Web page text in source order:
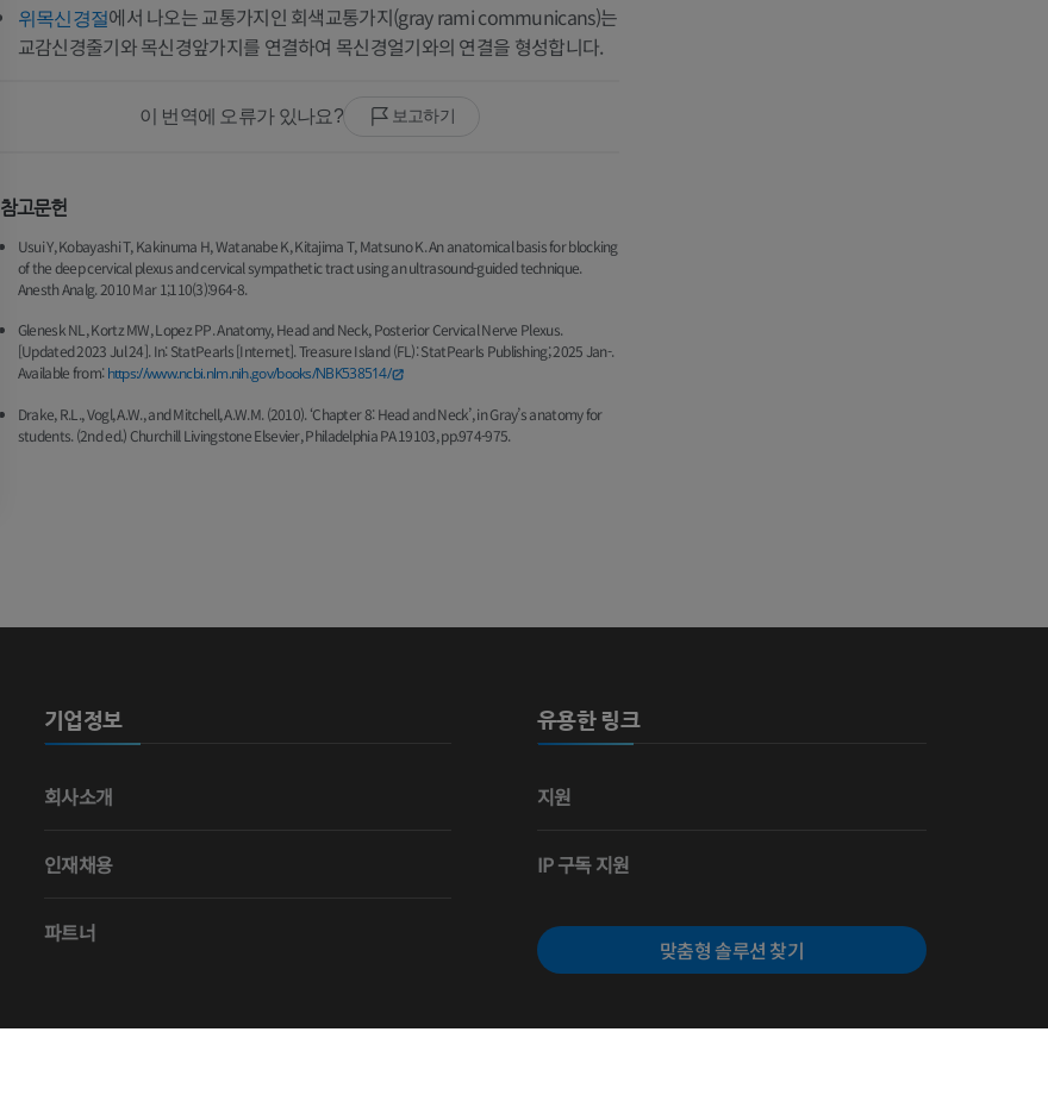
위목신경절에서 나오는 교통가지인 회색교통가지(gray rami communicans)는
교감신경줄기와 목신경앞가지를 연결하여 목신경얼기와의 연결을 형성합니다.
이 번역에 오류가 있나요? 보고하기
참고문헌
Usui Y, Kobayashi T, Kakinuma H, Watanabe K, Kitajima T, Matsuno K. An anatomical basis for blocking
of the deep cervical plexus and cervical sympathetic tract using an ultrasound-guided technique.
Anesth Analg. 2010 Mar 1;110(3):964-8.
Glenesk NL, Kortz MW, Lopez PP. Anatomy, Head and Neck, Posterior Cervical Nerve Plexus.
[Updated 2023 Jul 24]. In: StatPearls [Internet]. Treasure Island (FL): StatPearls Publishing; 2025 Jan-.
Available from:https://www.ncbi.nlm.nih.gov/books/NBK538514/
Drake, R.L., Vogl, A.W., and Mitchell, A.W.M. (2010). ‘Chapter 8: Head and Neck’, in Gray’s anatomy for
students. (2nd ed.) Churchill Livingstone Elsevier, Philadelphia PA 19103, pp.974-975.
가시인간프로젝트 다리 CTA
프리미엄
무료
혈관조영
기업정보
회사소개
인재채용
파트너
유용한 링크
지원
IP 구독 지원
맞춤형 솔루션 찾기